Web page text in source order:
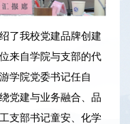
了我校党建品牌创建
来自学院与支部的代
学院党委书记任自
党建与业务融合、品
支部书记童安、化学